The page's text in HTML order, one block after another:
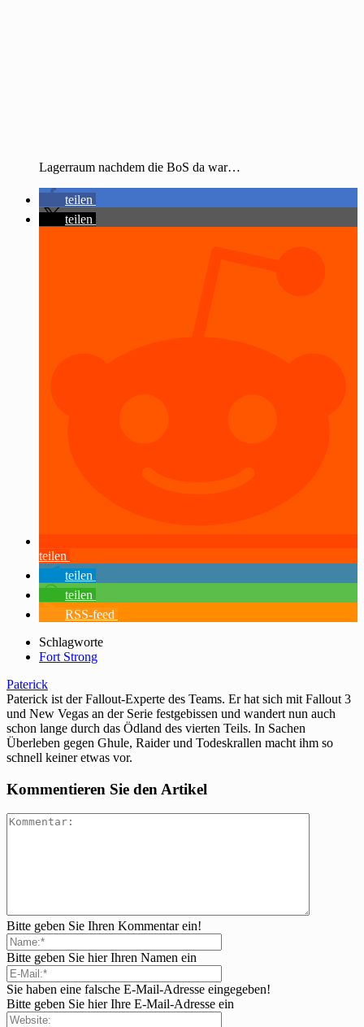
Lagerraum nachdem die BoS da war…
teilen
teilen
teilen
teilen
teilen
RSS-feed
Schlagworte
Fort Strong
Paterick
Paterick ist der Fallout-Experte des Teams. Er hat sich mit Fallout 3
und New Vegas an der Serie festgebissen und wandert nun auch
schon lange durch das Ödland des vierten Teils. In Sachen
Überleben gegen Ghule, Raider und Todeskrallen macht ihm so
schnell keiner etwas vor.
Kommentieren Sie den Artikel
Bitte geben Sie Ihren Kommentar ein!
Bitte geben Sie hier Ihren Namen ein
Sie haben eine falsche E-Mail-Adresse eingegeben!
Bitte geben Sie hier Ihre E-Mail-Adresse ein